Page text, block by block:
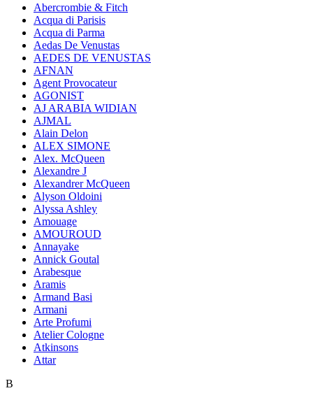
Abercrombie & Fitch
Acqua di Parisis
Acqua di Parma
Aedas De Venustas
AEDES DE VENUSTAS
AFNAN
Agent Provocateur
AGONIST
AJ ARABIA WIDIAN
AJMAL
Alain Delon
ALEX SIMONE
Alex. McQueen
Alexandre J
Alexandrer McQueen
Alyson Oldoini
Alyssa Ashley
Amouage
AMOUROUD
Annayake
Annick Goutal
Arabesque
Aramis
Armand Basi
Armani
Arte Profumi
Atelier Cologne
Atkinsons
Attar
B